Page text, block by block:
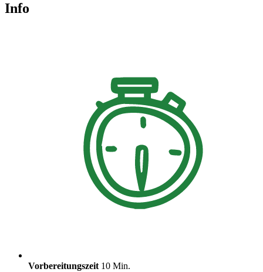
Info
Vorbereitungszeit 10 Min.